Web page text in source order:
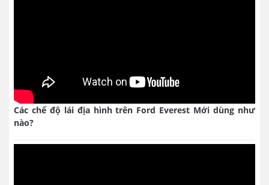
Các chế độ lái địa hình trên Ford Everest Mới dùng như
nào?